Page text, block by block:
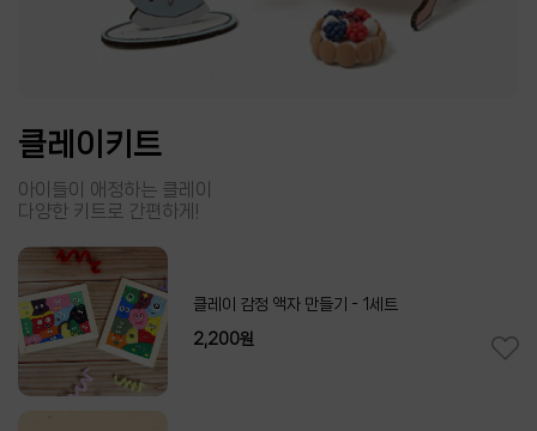
아이들 인기템
아이들 사이에서 유행하는
인기만점 만들기 재료!
Comming Soon]테마팩 종이 레이스세트
4,620원